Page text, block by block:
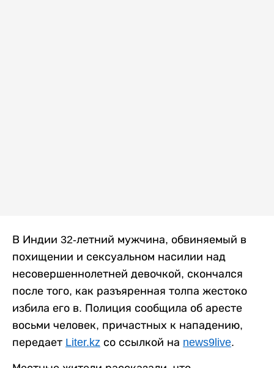
В Индии 32-летний мужчина, обвиняемый в
похищении и сексуальном насилии над
несовершеннолетней девочкой, скончался
после того, как разъяренная толпа жестоко
избила его в. Полиция сообщила об аресте
восьми человек, причастных к нападению,
передает Liter.kz со ссылкой на news9live.